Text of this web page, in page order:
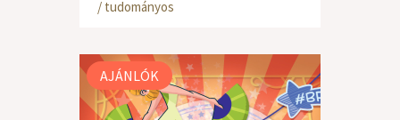
/ tudományos
AJÁNLÓK